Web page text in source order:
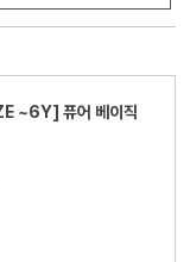
~6Y] 퓨어 베이직